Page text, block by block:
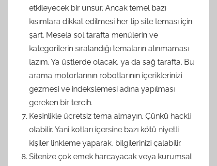
etkileyecek bir unsur. Ancak temel bazı
kısımlara dikkat edilmesi her tip site teması için
şart. Mesela sol tarafta menülerin ve
kategorilerin sıralandığı temaların alınmaması
lazım. Ya üstlerde olacak, ya da sağ tarafta. Bu
arama motorlarının robotlarının içeriklerinizi
gezmesi ve indekslemesi adına yapılması
gereken bir tercih.
Kesinlikle ücretsiz tema almayın. Çünkü hackli
olabilir. Yani kotları içersine bazı kötü niyetli
kişiler linkleme yaparak, bilgilerinizi çalabilir.
Sitenize çok emek harcayacak veya kurumsal